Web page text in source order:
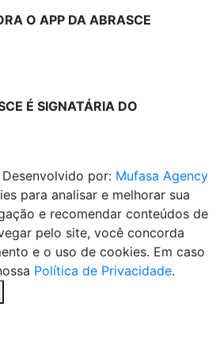
O APP DA ABRASCE
É SIGNATÁRIA DO
Desenvolvido por: Mufasa Agency
para analisar e melhorar sua
e recomendar conteúdos de
pelo site, você concorda
e o uso de cookies. Em caso
Política de Privacidade.